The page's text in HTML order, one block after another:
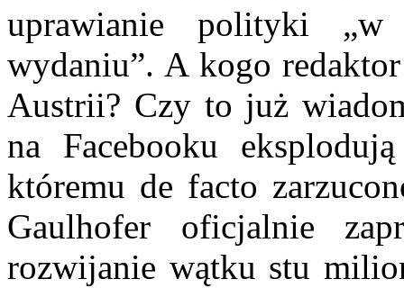
uprawianie polityki „w
wydaniu”. A kogo
Austrii? Czy to już
na Facebooku
któremu de facto
Gaulhofer oficjalnie
rozwijanie wątku stu